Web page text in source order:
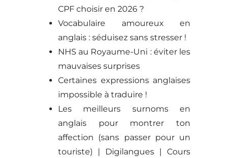
CPF choisir en 2026 ?
Vocabulaire amoureux en
anglais : séduisez sans stresser !
NHS au Royaume-Uni : éviter les
mauvaises surprises
Certaines expressions anglaises
impossible à traduire !
Les meilleurs surnoms en
anglais pour montrer ton
affection (sans passer pour un
touriste) | Digilangues | Cours